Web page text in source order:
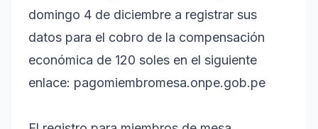
domingo 4 de diciembre a registrar sus
datos para el cobro de la compensación
económica de 120 soles en el siguiente
enlace: pagomiembromesa.onpe.gob.pe